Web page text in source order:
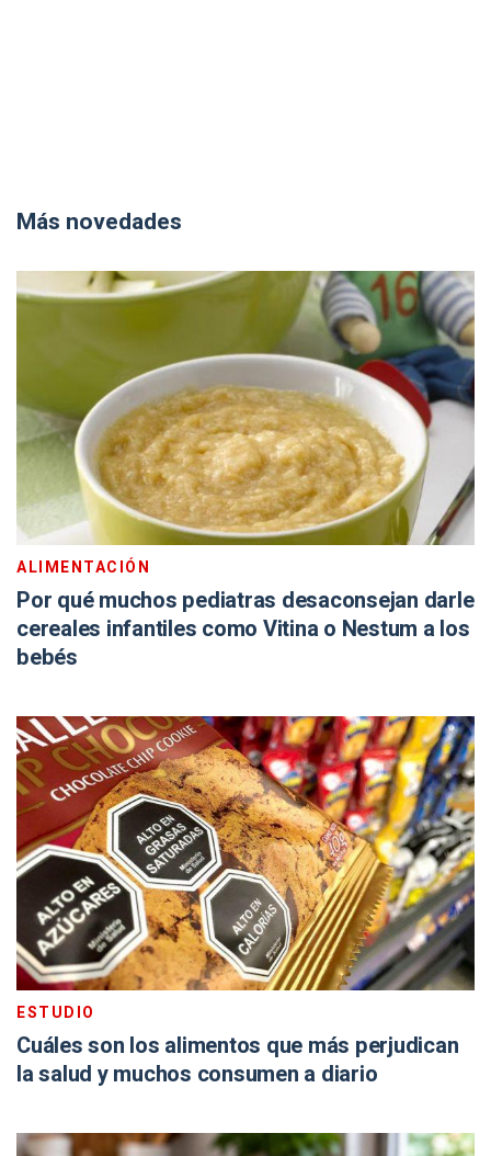
Más novedades
ALIMENTACIÓN
Por qué muchos pediatras desaconsejan darle
cereales infantiles como Vitina o Nestum a los
bebés
ESTUDIO
Cuáles son los alimentos que más perjudican
la salud y muchos consumen a diario